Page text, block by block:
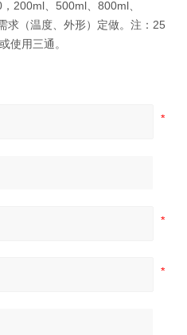
200ml、500ml、800ml、
求（温度、外形）定做。注：25
使用三通。